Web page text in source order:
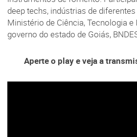
deep techs, indústrias de
Ministério de Ciência, Tecnologia e
governo do estado de Goiás,
Aperte o play e veja a